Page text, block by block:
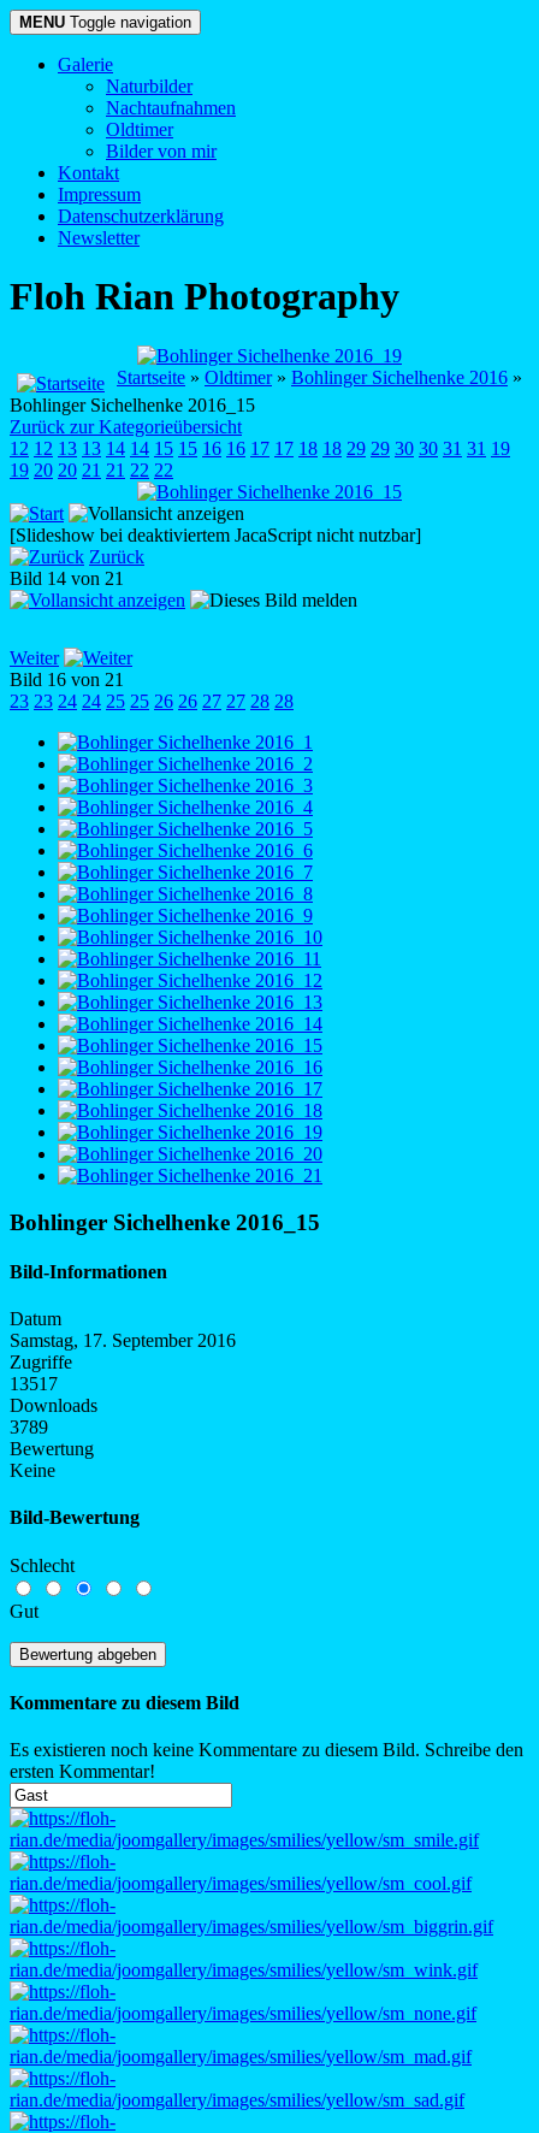
MENU Toggle navigation
Galerie
Naturbilder
Nachtaufnahmen
Oldtimer
Bilder von mir
Kontakt
Impressum
Datenschutzerklärung
Newsletter
Floh Rian Photography
Startseite » Oldtimer» Bohlinger Sichelhenke 2016 »
Bohlinger Sichelhenke 2016_15
Zurück zur Kategorieübersicht
12 12 13 13 14 14 15 15 16 16 17 17 18 18 29 29 30 30 31 31 19
19 20 20 21 21 22 22
[Slideshow bei deaktiviertem JacaScript nicht nutzbar]
Zurück
Bild 14 von 21
Weiter
Bild 16 von 21
23 23 24 24 25 25 26 26 27 27 28 28
Bohlinger Sichelhenke 2016_15
Bild-Informationen
Datum
Samstag, 17. September 2016
Zugriffe
13517
Downloads
3789
Bewertung
Keine
Bild-Bewertung
Schlecht
Gut
Kommentare zu diesem Bild
Es existieren noch keine Kommentare zu diesem Bild. Schreibe den
ersten Kommentar!